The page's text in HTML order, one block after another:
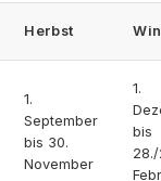
Herbst
1.
September
bis 30.
November
1.
bis